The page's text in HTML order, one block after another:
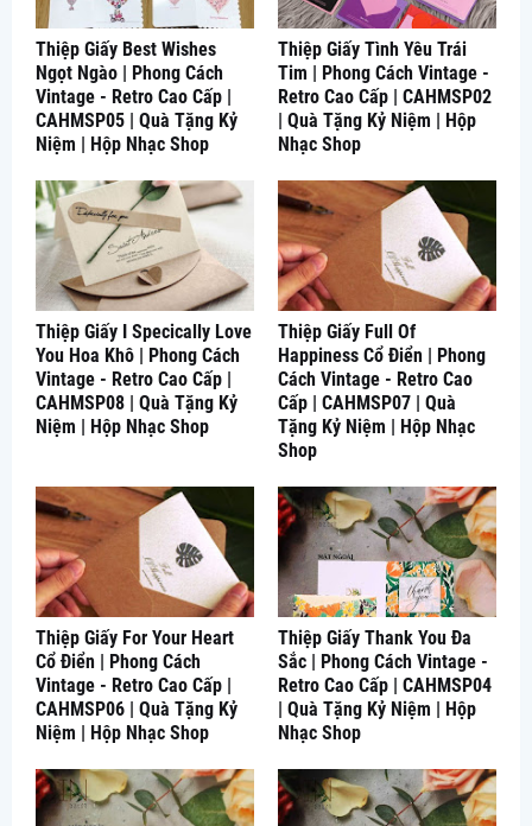
Thiệp Giấy Best Wishes
Ngọt Ngào | Phong Cách
Vintage - Retro Cao Cấp |
CAHMSP05 | Quà Tặng Kỷ
Niệm | Hộp Nhạc Shop
Thiệp Giấy Tình Yêu Trái
Tim | Phong Cách Vintage -
Retro Cao Cấp | CAHMSP02
| Quà Tặng Kỷ Niệm | Hộp
Nhạc Shop
Thiệp Giấy I Specically Love
You Hoa Khô | Phong Cách
Vintage - Retro Cao Cấp |
CAHMSP08 | Quà Tặng Kỷ
Niệm | Hộp Nhạc Shop
Thiệp Giấy Full Of
Happiness Cổ Điển | Phong
Cách Vintage - Retro Cao
Cấp | CAHMSP07 | Quà
Tặng Kỷ Niệm | Hộp Nhạc
Shop
Thiệp Giấy For Your Heart
Cổ Điển | Phong Cách
Vintage - Retro Cao Cấp |
CAHMSP06 | Quà Tặng Kỷ
Niệm | Hộp Nhạc Shop
Thiệp Giấy Thank You Đa
Sắc | Phong Cách Vintage -
Retro Cao Cấp | CAHMSP04
| Quà Tặng Kỷ Niệm | Hộp
Nhạc Shop